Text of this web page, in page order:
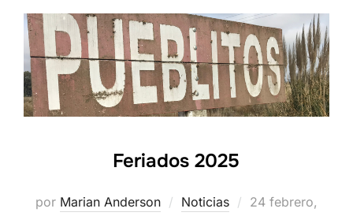
Feriados 2025
por Marian Anderson Noticias
Publicado
24 febrero,